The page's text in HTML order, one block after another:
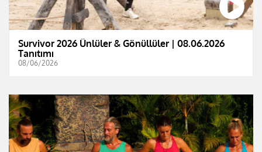
Survivor 2026 Ünlüler & Gönüllüler | 08.06.2026
Tanıtımı
08/06/2026